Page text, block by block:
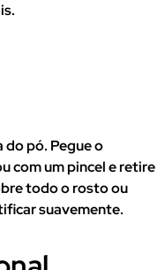
do pó. Pegue o
com um pincel e retire
todo o rosto ou
suavemente.